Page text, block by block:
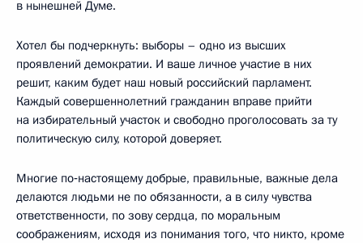
в нынешней Думе.
Хотел бы подчеркнуть: выборы – одно из высших
проявлений демократии. И ваше личное участие в них
решит, каким будет наш новый российский парламент.
Каждый совершеннолетний гражданин вправе прийти
на избирательный участок и свободно проголосовать за ту
политическую силу, которой доверяет.
Многие по‑настоящему добрые, правильные, важные дела
делаются людьми не по обязанности, а в силу чувства
ответственности, по зову сердца, по моральным
соображениям, исходя из понимания того, что никто, кроме